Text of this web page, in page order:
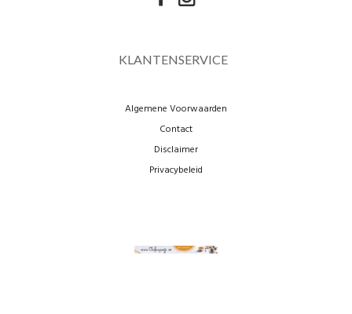
KLANTENSERVICE
Algemene Voorwaarden
Contact
Disclaimer
Privacybeleid